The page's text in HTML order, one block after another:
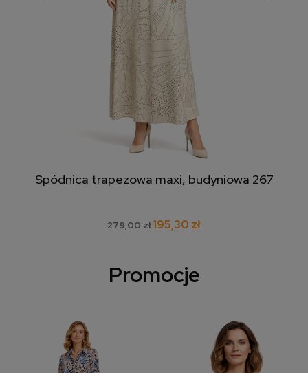
Spódnica trapezowa maxi, budyniowa 267
279,00 zł195,30 zł
Promocje